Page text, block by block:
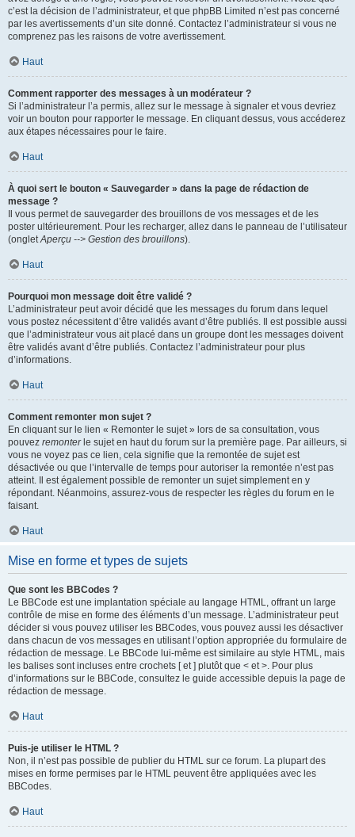
c’est la décision de l’administrateur, et que phpBB Limited n’est pas concerné
par les avertissements d’un site donné. Contactez l’administrateur si vous ne
comprenez pas les raisons de votre avertissement.
Haut
Comment rapporter des messages à un modérateur ?
Si l’administrateur l’a permis, allez sur le message à signaler et vous devriez
voir un bouton pour rapporter le message. En cliquant dessus, vous accéderez
aux étapes nécessaires pour le faire.
Haut
À quoi sert le bouton « Sauvegarder » dans la page de rédaction de
message ?
Il vous permet de sauvegarder des brouillons de vos messages et de les
poster ultérieurement. Pour les recharger, allez dans le panneau de l’utilisateur
(ongletAperçu --> Gestion des brouillons).
Haut
Pourquoi mon message doit être validé ?
L’administrateur peut avoir décidé que les messages du forum dans lequel
vous postez nécessitent d’être validés avant d’être publiés. Il est possible aussi
que l’administrateur vous ait placé dans un groupe dont les messages doivent
être validés avant d’être publiés. Contactez l’administrateur pour plus
d’informations.
Haut
Comment remonter mon sujet ?
En cliquant sur le lien « Remonter le sujet » lors de sa consultation, vous
pouvez remonterle sujet en haut du forum sur la première page. Par ailleurs, si
vous ne voyez pas ce lien, cela signifie que la remontée de sujet est
désactivée ou que l’intervalle de temps pour autoriser la remontée n’est pas
atteint. Il est également possible de remonter un sujet simplement en y
répondant. Néanmoins, assurez-vous de respecter les règles du forum en le
faisant.
Haut
Mise en forme et types de sujets
Que sont les BBCodes ?
Le BBCode est une implantation spéciale au langage HTML, offrant un large
contrôle de mise en forme des éléments d’un message. L’administrateur peut
décider si vous pouvez utiliser les BBCodes, vous pouvez aussi les désactiver
dans chacun de vos messages en utilisant l’option appropriée du formulaire de
rédaction de message. Le BBCode lui-même est similaire au style HTML, mais
les balises sont incluses entre crochets [ et ] plutôt que < et >. Pour plus
d’informations sur le BBCode, consultez le guide accessible depuis la page de
rédaction de message.
Haut
Puis-je utiliser le HTML ?
Non, il n’est pas possible de publier du HTML sur ce forum. La plupart des
mises en forme permises par le HTML peuvent être appliquées avec les
BBCodes.
Haut